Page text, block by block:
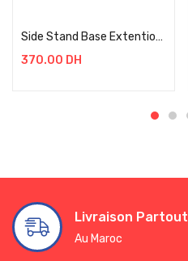
Side Stand Base Extention Brushed stainless steel /Black
370.00 DH
Livraison Partout
Au Maroc